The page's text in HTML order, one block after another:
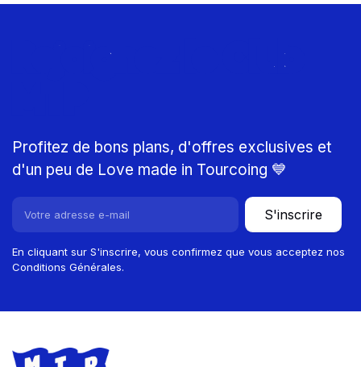
Rejoignez le Club
Profitez de bons plans, d'offres exclusives et
d'un peu de Love made in Tourcoing 💙
S'inscrire
En cliquant sur S'inscrire, vous confirmez que vous acceptez nos
Conditions Générales.
Footer
Store information